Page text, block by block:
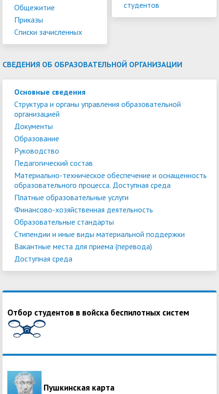
Общежитие
Приказы
Списки зачисленных
студентов
СВЕДЕНИЯ ОБ ОБРАЗОВАТЕЛЬНОЙ ОРГАНИЗАЦИИ
Основные сведения
Структура и органы управления образовательной
организацией
Документы
Образование
Руководство
Педагогический состав
Материально-техническое обеспечение и оснащенность
образовательного процесса. Доступная среда
Платные образовательные услуги
Финансово-хозяйственная деятельность
Образовательные стандарты
Стипендии и иные виды материальной поддержки
Вакантные места для приема (перевода)
Доступная среда
Отбор студентов в войска беспилотных систем
Пушкинская карта